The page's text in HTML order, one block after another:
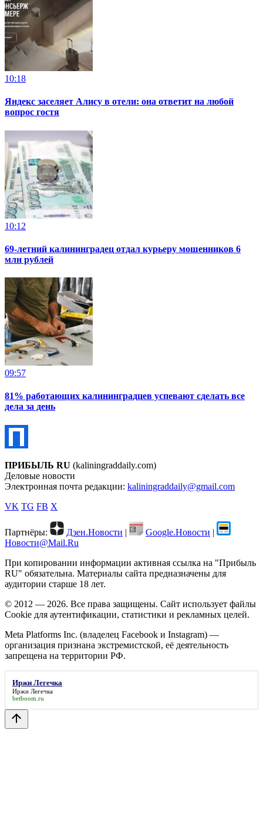
10:18
Яндекс заселяет Алису в отели: она ответит на любой
вопрос гостя
10:12
69-летний калининградец отдал курьеру мошенников 6
млн рублей
09:57
81% работающих калининградцев успевают сделать все
дела за день
ПРИБЫЛЬ RU (kaliningraddaily.com)
Деловые новости
Электронная почта редакции: kaliningraddaily@gmail.com
VK TG FB X
Партнёры: Дзен.Новости | Google.Новости |
Новости@Mail.Ru
При копировании информации активная ссылка на "Прибыль
RU" обязательна. Материалы сайта предназначены для
аудитории старше 18 лет.
© 2012 — 2026. Все права защищены. Сайт использует файлы
Cookie для аутентификации, статистики и рекламных целей.
Meta Platforms Inc. (владелец Facebook и Instagram) —
организация признана экстремистской, её деятельность
запрещена на территории РФ.
Иржи Легечка
Иржи Легечка
betboom.ru
arrow_upward